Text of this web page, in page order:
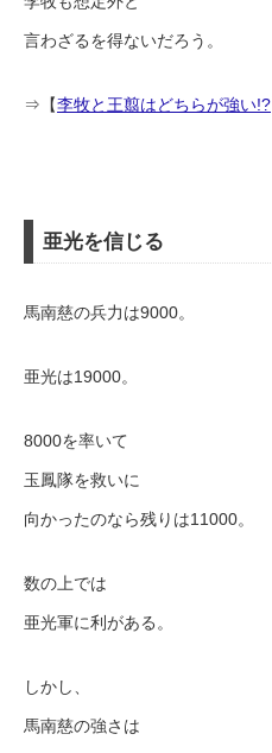
言わざるを得ないだろう。
⇒【李牧と王翦はどちらが強い!?
亜光を信じる
馬南慈の兵力は9000。
亜光は19000。
8000を率いて
玉鳳隊を救いに
向かったのなら残りは11000。
数の上では
亜光軍に利がある。
しかし、
馬南慈の強さは